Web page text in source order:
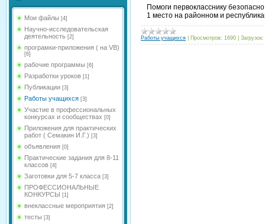
Мои файлы [4]
Научно-исследовательская
деятельность [2]
програмки-приложения ( на VB)
[6]
рабочие программы [6]
Разработки уроков [1]
Публикации [3]
Работы учащихся [3]
Участие в профессиональных
конкурсах и сообществах [0]
Приложения для практических
работ ( Семакин И.Г.) [3]
объявления [0]
Практические задания для 8-11
классов [4]
Заготовки для 5-7 класса [3]
ПРОФЕССИОНАЛЬНЫЕ
КОНКУРСЫ [1]
внеклассные мероприятия [2]
тесты [3]
Помоги первокласснику
1 место на районном и
Работы учащихся Просмотров: 1690 Загрузок: